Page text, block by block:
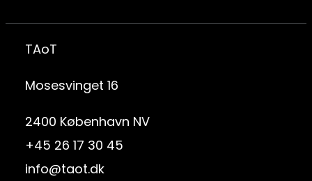
TAoT
Mosesvinget 16
2400 København NV
+45 26 17 30 45
info@taot.dk